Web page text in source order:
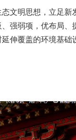
文明思想，立足
强弱项，优布局、
伸覆盖的环境基础